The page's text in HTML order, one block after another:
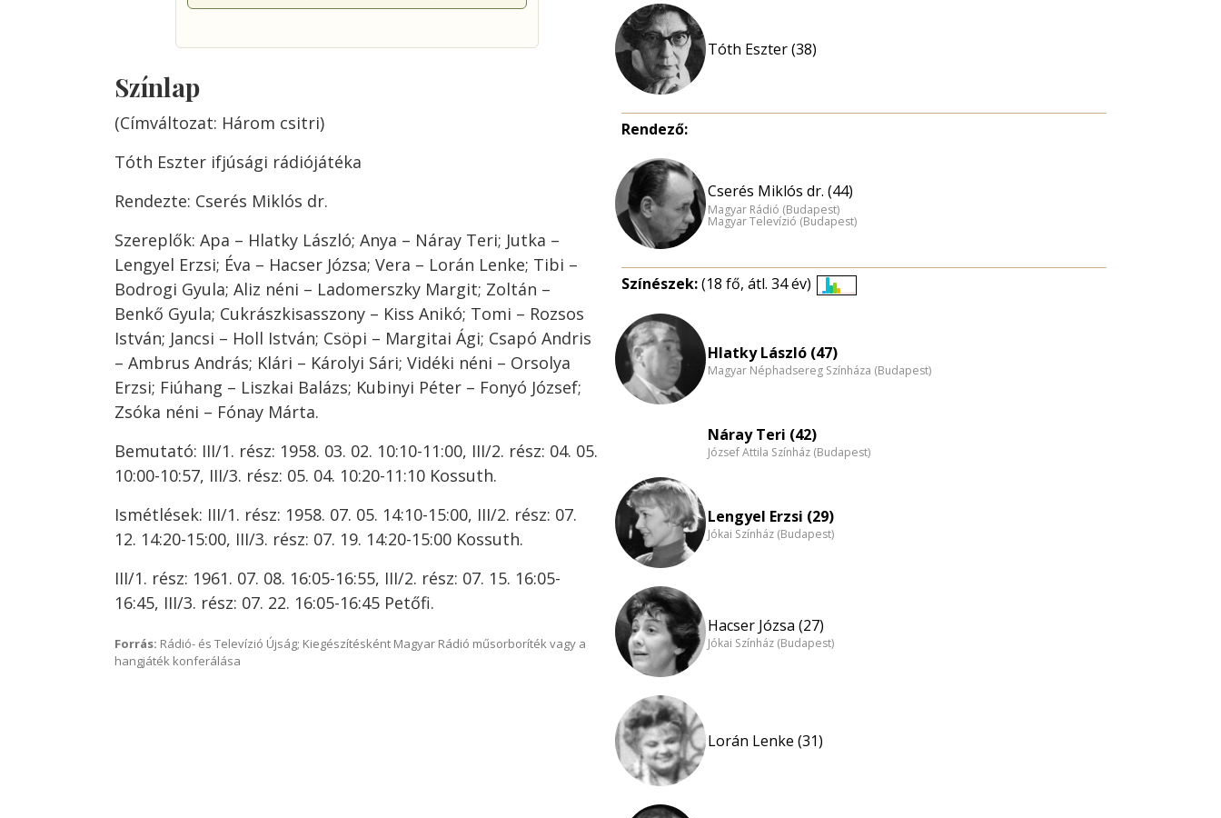
Színlap
(Címváltozat: Három csitri)
Tóth Eszter ifjúsági rádiójátéka
Rendezte: Cserés Miklós dr.
Szereplők: Apa – Hlatky László; Anya – Náray Teri; Jutka –
Lengyel Erzsi; Éva – Hacser Józsa; Vera – Lorán Lenke; Tibi –
Bodrogi Gyula; Aliz néni – Ladomerszky Margit; Zoltán –
Benkő Gyula; Cukrászkisasszony – Kiss Anikó; Tomi – Rozsos
István; Jancsi – Holl István; Csöpi – Margitai Ági; Csapó Andris
– Ambrus András; Klári – Károlyi Sári; Vidéki néni – Orsolya
Erzsi; Fiúhang – Liszkai Balázs; Kubinyi Péter – Fonyó József;
Zsóka néni – Fónay Márta.
Bemutató: III/1. rész: 1958. 03. 02. 10:10-11:00, III/2. rész: 04. 05.
10:00-10:57, III/3. rész: 05. 04. 10:20-11:10 Kossuth.
Ismétlések: III/1. rész: 1958. 07. 05. 14:10-15:00, III/2. rész: 07.
12. 14:20-15:00, III/3. rész: 07. 19. 14:20-15:00 Kossuth.
III/1. rész: 1961. 07. 08. 16:05-16:55, III/2. rész: 07. 15. 16:05-
16:45, III/3. rész: 07. 22. 16:05-16:45 Petőfi.
Forrás: Rádió- és Televízió Újság; Kiegészítésként Magyar Rádió műsorboríték vagy a
hangjáték konferálása
Tóth Eszter (38)
Rendező:
Cserés Miklós dr. (44)
Magyar Rádió (Budapest)
Magyar Televízió (Budapest)
Színészek:(18 fő, átl. 34 év)
nagyítása
Hlatky László (47)
Magyar Néphadsereg Színháza (Budapest)
Náray Teri (42)
József Attila Színház (Budapest)
Lengyel Erzsi (29)
Jókai Színház (Budapest)
Hacser Józsa (27)
Jókai Színház (Budapest)
Lorán Lenke (31)